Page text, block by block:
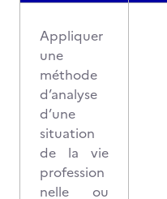
Appliquer
une
méthode
d’analyse
d’une
situation
de la vie
profession
nelle ou